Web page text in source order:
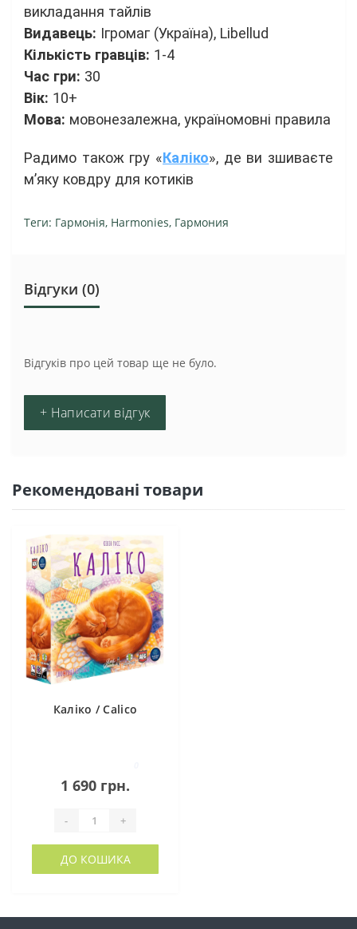
викладання тайлів
Видавець: Ігромаг (Україна), Libellud
Кількість гравців: 1-4
Час гри: 30
Вік: 10+
Мова: мовонезалежна, україномовні правила
Радимо також гру «Каліко», де ви зшиваєте
м’яку ковдру для котиків
Теги: Гармонія, Harmonies, Гармония
Відгуки (0)
Відгуків про цей товар ще не було.
+ Написати відгук
Рекомендовані товари
Каліко / Calico
1 690 грн.
- +
ДО КОШИКА